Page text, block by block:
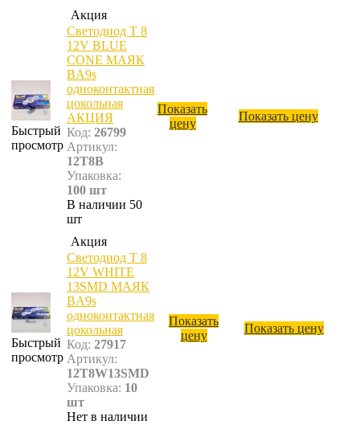
Быстрый
просмотр
Акция
Светодиод T 8
12V BLUE
CONE МАЯК
BA9s
одноконтактная
цокольная
АКЦИЯ
Код: 26799
Артикул:
12T8B
Упаковка:
100 шт
В наличии 50
шт
Показать
цену
Показать цену
Быстрый
просмотр
Акция
Светодиод T 8
12V WHITE
13SMD МАЯК
BA9s
одноконтактная
цокольная
Код: 27917
Артикул:
12T8W13SMD
Упаковка: 10
шт
Нет в наличии
Показать
цену
Показать цену